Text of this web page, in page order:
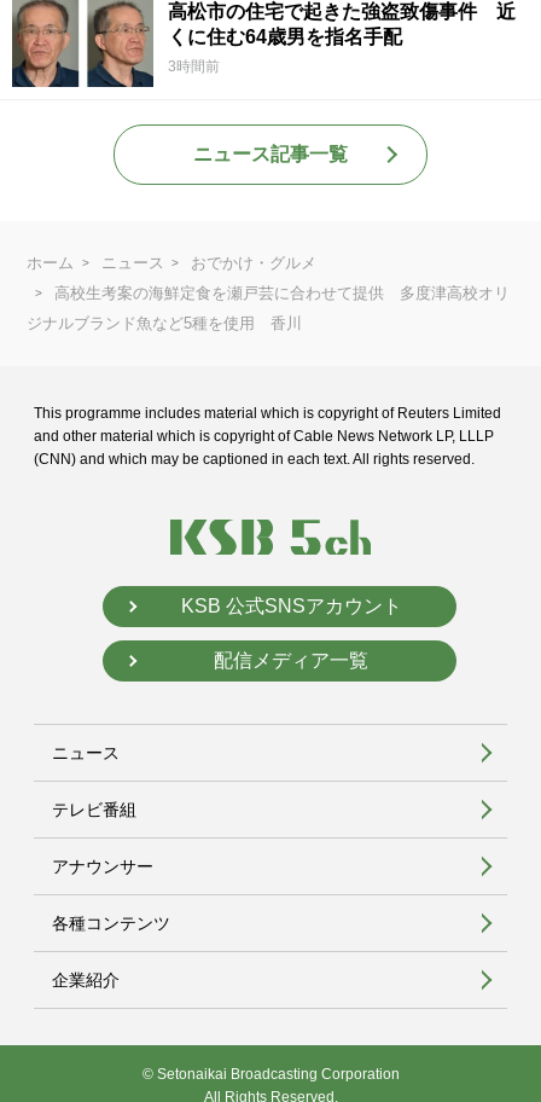
高松市の住宅で起きた強盗致傷事件 近
くに住む64歳男を指名手配
3時間前
ニュース記事一覧
ホーム ニュース
おでかけ・グルメ
高校生考案の海鮮定食を瀬戸芸に合わせて提供 多度津高校オリ
ジナルブランド魚など5種を使用 香川
This programme includes material which is copyright of Reuters Limited
and other material which is copyright of Cable News Network LP, LLLP
(CNN) and which may be captioned in each text. All rights reserved.
KSB 公式SNSアカウント
配信メディア一覧
ニュース
テレビ番組
アナウンサー
各種コンテンツ
企業紹介
© Setonaikai Broadcasting Corporation
All Rights Reserved.